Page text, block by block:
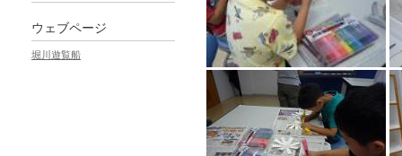
ウェブページ
堀川遊覧船